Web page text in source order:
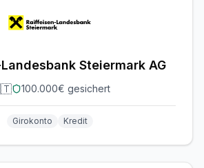
Steiermark AG
100.000€ gesichert
Girokonto Kredit